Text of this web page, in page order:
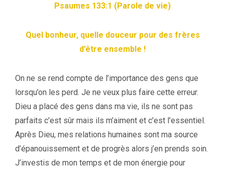
Psaumes 133:1 (Parole de vie)
Quel bonheur, quelle douceur pour des frères
d’être ensemble !
On ne se rend compte de l’importance des gens que
lorsqu’on les perd. Je ne veux plus faire cette erreur.
Dieu a placé des gens dans ma vie, ils ne sont pas
parfaits c’est sûr mais ils m’aiment et c’est l’essentiel.
Après Dieu, mes relations humaines sont ma source
d’épanouissement et de progrès alors j’en prends soin.
J’investis de mon temps et de mon énergie pour